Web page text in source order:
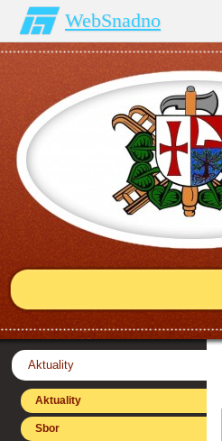
WebSnadno
Aktuality
Aktuality
Sbor